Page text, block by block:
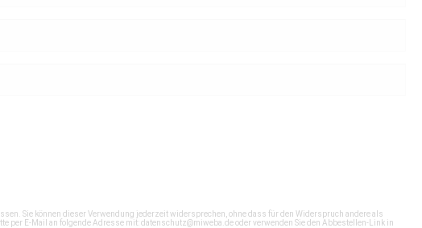
Sie können dieser Verwendung jederzeit widersprechen, ohne dass für den Widerspruch andere als
per E-Mail an folgende Adresse mit: datenschutz@miweba.deoder verwenden Sie den Abbestellen-Link in